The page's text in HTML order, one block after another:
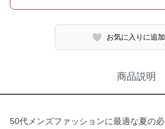
お気に入りに追
商品説明
50代メンズファッションに最適な夏の